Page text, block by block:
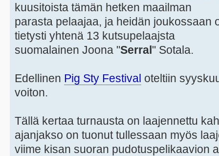
kuusitoista tämän hetken maailman
parasta pelaajaa, ja heidän joukossaan
tietysti yhtenä 13 kutsupelaajsta
suomalainen Joona "Serral" Sotala.
Edellinen Pig Sty Festival oteltiin
voiton.
Tällä kertaa turnausta on laajennettu
ajanjakso on tuonut tullessaan myös
viime kisan suoran pudotuspelikaavion